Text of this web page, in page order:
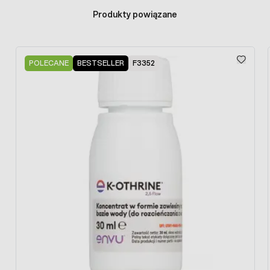
Budynki inwentarski (obory, chlewnie, stajnie,
Budynki mieszkalne,
Obiekty gastronomiczne (restauracje, bary),
Zakłady przetwórstwa mięsnego, rybnego i
Produkty powiązane
POLECANE BESTSELLER F3352